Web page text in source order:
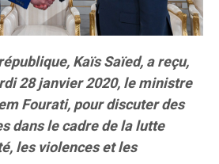
Kaïs Saïed, a reçu,
28 janvier 2020, le ministre
Fourati, pour discuter des
dans le cadre de la lutte
les violences et les